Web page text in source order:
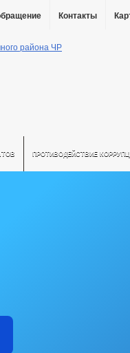
Контакты
ПРОТИВОДЕЙСТВИЕ